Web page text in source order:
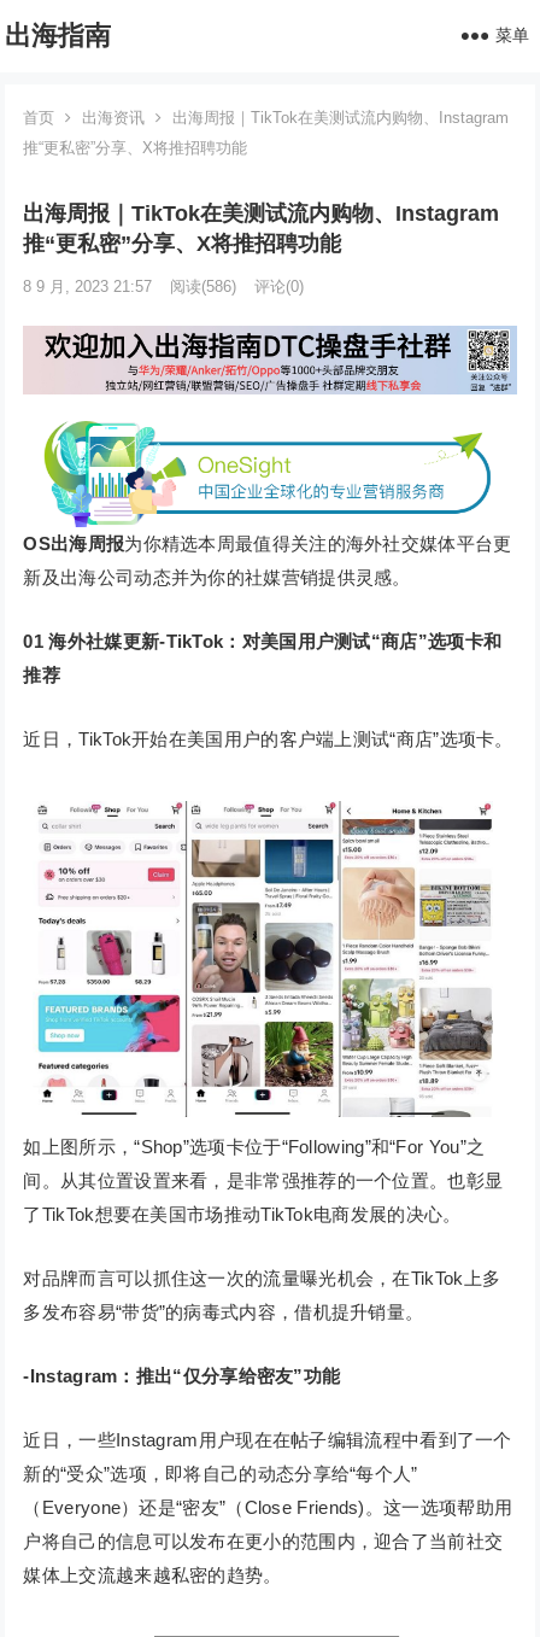
出海指南 菜单
首页 出海资讯
出海周报｜TikTok在美测试流内购物、Instagram
推“更私密”分享、X将推招聘功能
出海周报｜TikTok在美测试流内购物、Instagram
推“更私密”分享、X将推招聘功能
8 9 月, 2023 21:57 阅读(586) 评论(0)
OS出海周报为你精选本周最值得关注的海外社交媒体平台更
新及出海公司动态并为你的社媒营销提供灵感。
01 海外社媒更新-TikTok：对美国用户测试“商店”选项卡和
推荐
近日，TikTok开始在美国用户的客户端上测试“商店”选项卡。
如上图所示，“Shop”选项卡位于“Following”和“For You”之
间。从其位置设置来看，是非常强推荐的一个位置。也彰显
了TikTok想要在美国市场推动TikTok电商发展的决心。
对品牌而言可以抓住这一次的流量曝光机会，在TikTok上多
多发布容易“带货”的病毒式内容，借机提升销量。
-Instagram ：推出“仅分享给密友”功能
近日，一些Instagram用户现在在帖子编辑流程中看到了一个
新的“受众”选项，即将自己的动态分享给“每个人”
（Everyone）还是“密友”（Close Friends)。这一选项帮助用
户将自己的信息可以发布在更小的范围内，迎合了当前社交
媒体上交流越来越私密的趋势。